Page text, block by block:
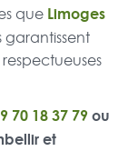
que Limoges
garantissent
70 18 37 79ou
et